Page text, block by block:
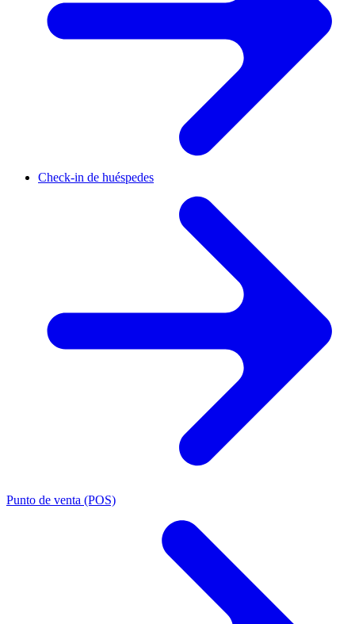
Check-in de huéspedes
Punto de venta (POS)